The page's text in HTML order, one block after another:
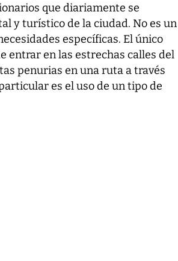
que diariamente se
y turístico de la ciudad. No es un
específicas. El único
entrar en las estrechas calles del
penurias en una ruta a través
es el uso de un tipo de